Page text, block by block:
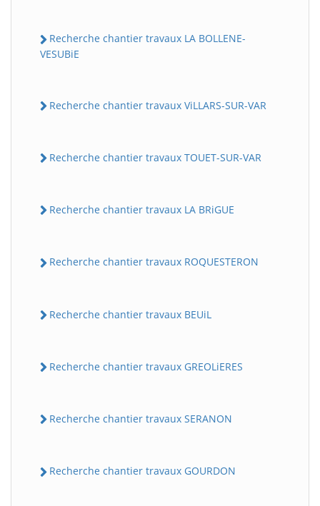
Recherche chantier travaux LA BOLLENE-
VESUBiE
Recherche chantier travaux ViLLARS-SUR-VAR
Recherche chantier travaux TOUET-SUR-VAR
Recherche chantier travaux LA BRiGUE
Recherche chantier travaux ROQUESTERON
Recherche chantier travaux BEUiL
Recherche chantier travaux GREOLiERES
Recherche chantier travaux SERANON
Recherche chantier travaux GOURDON
B Assistant en ligne